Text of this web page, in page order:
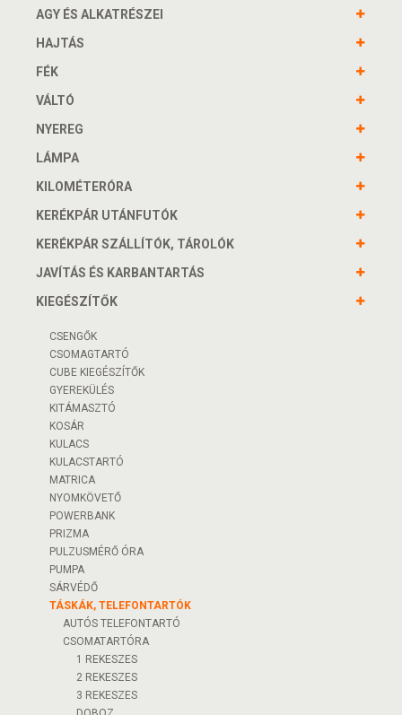
AGY ÉS ALKATRÉSZEI
HAJTÁS
FÉK
VÁLTÓ
NYEREG
LÁMPA
KILOMÉTERÓRA
KERÉKPÁR UTÁNFUTÓK
KERÉKPÁR SZÁLLÍTÓK, TÁROLÓK
JAVÍTÁS ÉS KARBANTARTÁS
KIEGÉSZÍTŐK
CSENGŐK
CSOMAGTARTÓ
CUBE KIEGÉSZÍTŐK
GYEREKÜLÉS
KITÁMASZTÓ
KOSÁR
KULACS
KULACSTARTÓ
MATRICA
NYOMKÖVETŐ
POWERBANK
PRIZMA
PULZUSMÉRŐ ÓRA
PUMPA
SÁRVÉDŐ
TÁSKÁK, TELEFONTARTÓK
AUTÓS TELEFONTARTÓ
CSOMATARTÓRA
1 REKESZES
2 REKESZES
3 REKESZES